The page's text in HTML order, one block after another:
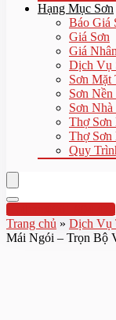
Hạng Mục Sơn
Báo Giá
Giá Sơn
Giá
Dịch Vụ
Sơn Mặt
Sơn Nền
Sơn
Thợ Sơn
Thợ Sơn
Quy
Hotline:0961 894 472
Trang chủ » Dịch Vụ
Mái Ngói – Trọn Bộ